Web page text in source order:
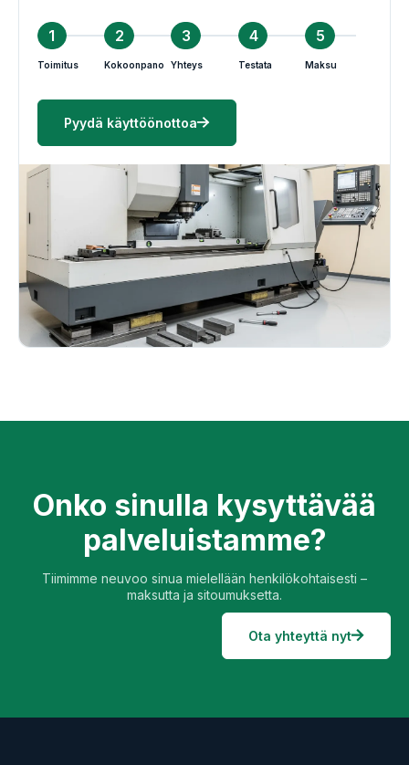
1
Toimitus
2
Kokoonpano
3
Yhteys
4
Testata
5
Maksu
Pyydä käyttöönottoa
Onko sinulla kysyttävää
palveluistamme?
Tiimimme neuvoo sinua mielellään henkilökohtaisesti –
maksutta ja sitoumuksetta.
Ota yhteyttä nyt